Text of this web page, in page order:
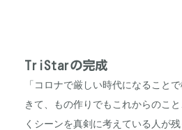
TriStarの完成
「コロナで厳しい時代になること
きて、もの作りでもこれからのこ
くシーンを真剣に考えている人が